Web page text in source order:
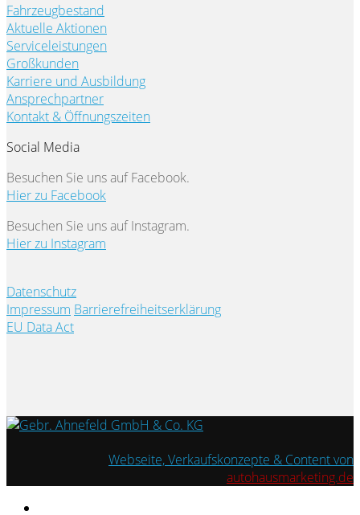
Fahrzeugbestand
Aktuelle Aktionen
Serviceleistungen
Großkunden
Karriere und Ausbildung
Ansprechpartner
Kontakt & Öffnungszeiten
Social Media
Besuchen Sie uns auf Facebook.
Hier zu Facebook
Besuchen Sie uns auf Instagram.
Hier zu Instagram
Datenschutz
Impressum Barrierefreiheitserklärung
EU Data Act
Webseite, Verkaufskonzepte & Content von
autohausmarketing.de